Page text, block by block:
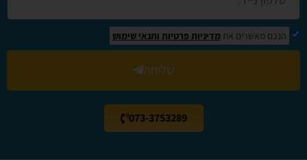
הנכם מאשרים את מדיניות פרטיות ותנאי שימוש
שליחה
073-3753289